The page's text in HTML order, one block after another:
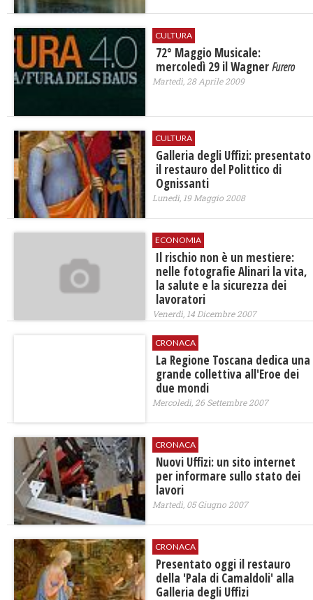
CULTURA
72° Maggio Musicale:
mercoledì 29 il WagnerFurero
Martedì, 28 Aprile 2009
CULTURA
Galleria degli Uffizi: presentato
il restauro del Polittico di
Ognissanti
Lunedì, 19 Maggio 2008
ECONOMIA
Il rischio non è un mestiere:
nelle fotografie Alinari la vita,
la salute e la sicurezza dei
lavoratori
Venerdì, 14 Dicembre 2007
CRONACA
La Regione Toscana dedica una
grande collettiva all'Eroe dei
due mondi
Mercoledì, 26 Settembre 2007
CRONACA
Nuovi Uffizi: un sito internet
per informare sullo stato dei
lavori
Martedì, 05 Giugno 2007
CRONACA
Presentato oggi il restauro
della 'Pala di Camaldoli' alla
Galleria degli Uffizi